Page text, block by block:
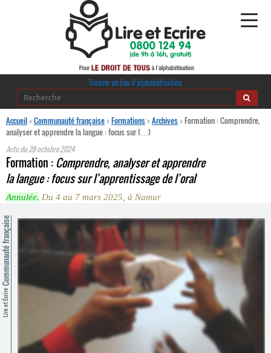
Alphabétisation
journaldelalpha.be
Comprendre et parler
Bienvenue en Belgique
Espace presse
Contacts
Trouver un lieu d’alphabétisation
Trouver un lieu d’alphabétisation
Accueil>Communauté française>Formations>Archives>Formation : Comprendre,
analyser et apprendre la langue : focus sur (…)
Actu du28 octobre 2024
Formation :Comprendre, analyser et apprendre
la langue : focus sur l’apprentissage de l’oral
Annulée. Du 4 au 7 mars 2025, à Namur
Lire et Écrire
Communauté française